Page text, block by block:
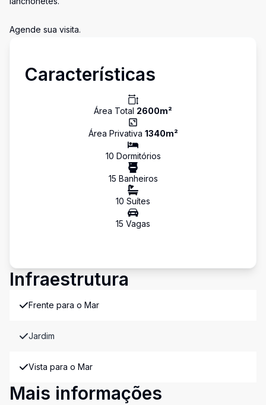
Agende sua visita.
Características
Área Total 2600m²
Área Privativa 1340m²
10 Dormitórios
15 Banheiros
10 Suítes
15 Vagas
Infraestrutura
Frente para o Mar
Jardim
Vista para o Mar
Mais informações